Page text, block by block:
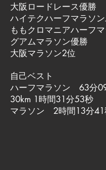
大阪ロードレース優勝
ハイテクハーフマラソ
ももクロマニアハーフ
グアムマラソン優勝
大阪マラソン2位
自己ベスト
ハーフマラソン 63分
30km 1時間31分53秒
マラソン 2時間13分41